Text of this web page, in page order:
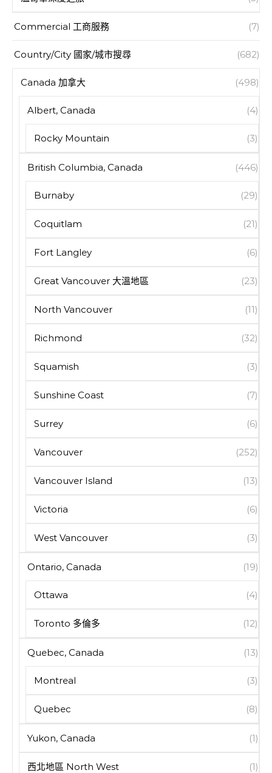
Commercial 工商服務 (7)
Country/City 國家/城市搜尋 (682)
Canada 加拿大 (498)
Albert, Canada (4)
Rocky Mountain (3)
British Columbia, Canada (446)
Burnaby (29)
Coquitlam (21)
Fort Langley (6)
Great Vancouver 大溫地區 (23)
North Vancouver (11)
Richmond (32)
Squamish (3)
Sunshine Coast (7)
Surrey (6)
Vancouver (252)
Vancouver Island (13)
Victoria (6)
West Vancouver (3)
Ontario, Canada (19)
Ottawa (4)
Toronto 多倫多 (12)
Quebec, Canada (13)
Montreal (3)
Quebec (8)
Yukon, Canada (1)
西北地區 North West (1)